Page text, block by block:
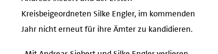
Kreisbeigeordneten Silke Engler, im kommenden
Jahr nicht erneut für ihre Ämter zu kandidieren.
„Mit Andreas Siebert und Silke Engler verlieren